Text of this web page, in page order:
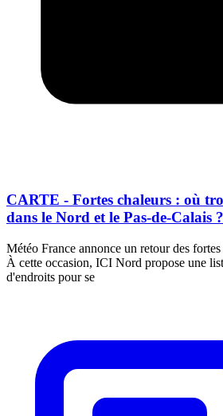
CARTE - Fortes chaleurs : où
dans le Nord et le Pas-de-Calais ?
Météo France annonce un retour des
À cette occasion, ICI Nord propose une
d'endroits pour se